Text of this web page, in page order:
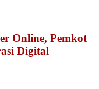
Online, Pemkot
Digital